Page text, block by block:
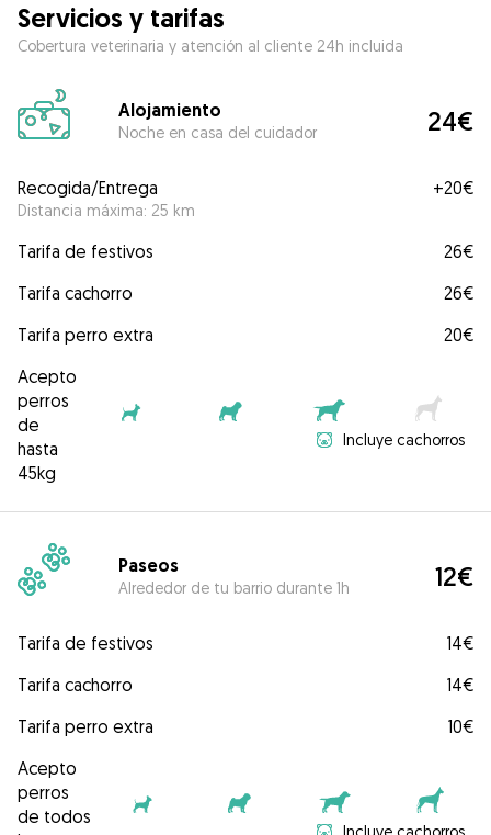
Servicios y tarifas
Cobertura veterinaria y atención al cliente 24h incluida
Alojamiento
Noche en casa del cuidador 24€
Recogida/Entrega
Distancia máxima: 25 km
+20€
Tarifa de festivos
26€
Tarifa cachorro
26€
Tarifa perro extra
20€
Acepto
perros
de
hasta
45kg
Incluye cachorros
Paseos
Alrededor de tu barrio durante 1h 12€
Tarifa de festivos
14€
Tarifa cachorro
14€
Tarifa perro extra
10€
Acepto
perros
de todos